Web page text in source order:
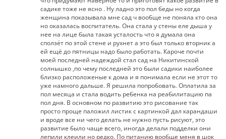
садике тоже не ясно . Ну ладно это пол беды но когда
женщина показывала мне сад ч вообще не поняла кто она
но оказалась воспитатель. Она стала у стены еле дыша у
нее на лице была такая усталость что я думала она
сползёт по этой стене и рухнет а это был только вторник а
ей ещё до пятницы надо было работать. Кароче почти
моей последней надеждой стал сад на Никитинской
солнышко ,по чему последней это были садики наиболее
близко расположеные к дома и я понимала если не этот то
уже намного дальше. Я решила попробовать. Оплатила за
пол месяца и стала водить ребенка на реабилитацию па
пол дня. В основном по развитию это рисование так
просто проще паложил листик с картинкой дал карандаши
и вроде все ни чего делать не нужно пусть рисуют, это
развитие было чаще всего, иногда делали подделки они
лепили клеили но редко. По питанию вообще меня в шок